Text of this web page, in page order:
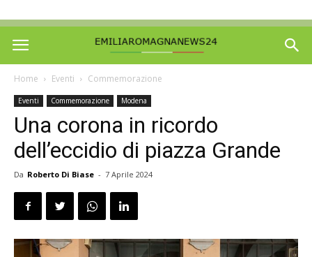
Home Eventi Commemorazione
Eventi Commemorazione Modena
Una corona in ricordo
dell’eccidio di piazza Grande
Da Roberto Di Biase - 7 Aprile 2024